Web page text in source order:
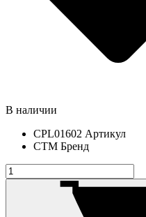
В наличии
CPL01602 Артикул
СТМ Бренд